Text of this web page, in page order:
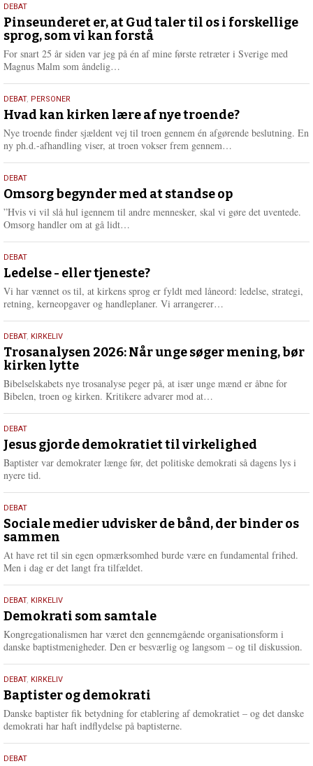
5.
august
2026
DEBAT
Pinseunderet er, at Gud taler til os i forskellige
sprog, som vi kan forstå
For snart 25 år siden var jeg på én af mine første retræter i Sverige med
Magnus Malm som åndelig…
e
r
e
25.
juli
2026
DEBAT, PERSONER
Hvad kan kirken lære af nye troende?
Nye troende finder sjældent vej til troen gennem én afgørende beslutning. En
ny ph.d.-afhandling viser, at troen vokser frem gennem…
e
r
e
9.
juli
2026
DEBAT
Omsorg begynder med at standse op
”Hvis vi vil slå hul igennem til andre mennesker, skal vi gøre det uventede.
Omsorg handler om at gå lidt…
e
r
e
10.
juni
2026
DEBAT
Ledelse - eller tjeneste?
Vi har vænnet os til, at kirkens sprog er fyldt med låneord: ledelse, strategi,
retning, kerneopgaver og handleplaner. Vi arrangerer…
e
2.
juni
2026
DEBAT, KIRKELIV
Trosanalysen 2026: Når unge søger mening, bør
kirken lytte
Bibelselskabets nye trosanalyse peger på, at især unge mænd er åbne for
Bibelen, troen og kirken. Kritikere advarer mod at…
e
r
18.
maj
2026
DEBAT
Jesus gjorde demokratiet til virkelighed
Baptister var demokrater længe før, det politiske demokrati så dagens lys i
nyere tid.
18.
maj
2026
DEBAT
Sociale medier udvisker de bånd, der binder os
sammen
At have ret til sin egen opmærksomhed burde være en fundamental frihed.
Men i dag er det langt fra tilfældet.
18.
maj
2026
DEBAT, KIRKELIV
Demokrati som samtale
Kongregationalismen har været den gennemgående organisationsform i
danske baptistmenigheder. Den er besværlig og langsom – og til diskussion.
18.
maj
2026
DEBAT, KIRKELIV
Baptister og demokrati
Danske baptister fik betydning for etablering af demokratiet – og det danske
demokrati har haft indflydelse på baptisterne.
18.
DEBAT